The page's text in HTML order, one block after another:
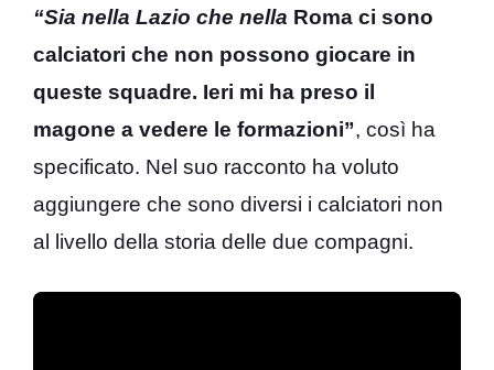
“Sia nella Lazio che nella Roma ci sono
calciatori che non possono giocare in
queste squadre. Ieri mi ha preso il
magone a vedere le formazioni”, così ha
specificato. Nel suo racconto ha voluto
aggiungere che sono diversi i calciatori non
al livello della storia delle due compagni.